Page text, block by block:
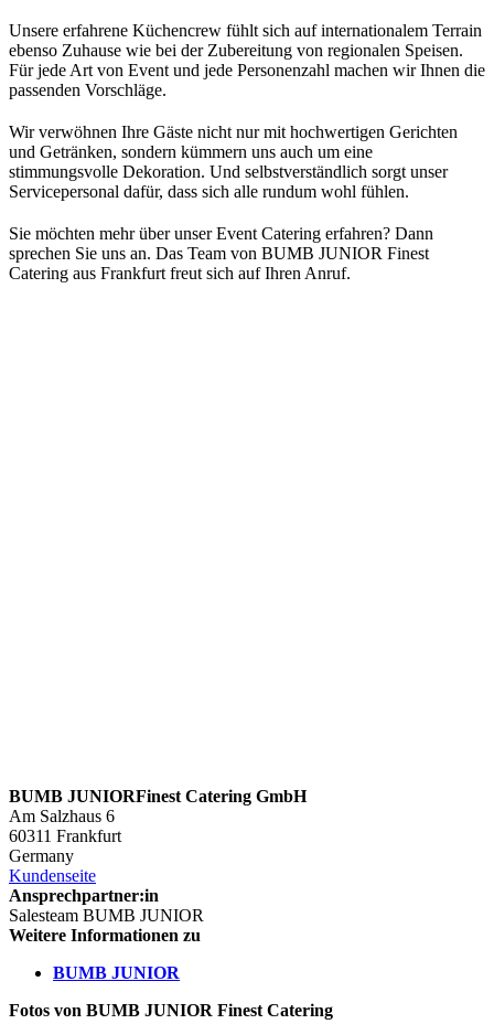
Unsere erfahrene Küchencrew fühlt sich auf internationalem Terrain
ebenso Zuhause wie bei der Zubereitung von regionalen Speisen.
Für jede Art von Event und jede Personenzahl machen wir Ihnen die
passenden Vorschläge.
Wir verwöhnen Ihre Gäste nicht nur mit hochwertigen Gerichten
und Getränken, sondern kümmern uns auch um eine
stimmungsvolle Dekoration. Und selbstverständlich sorgt unser
Servicepersonal dafür, dass sich alle rundum wohl fühlen.
Sie möchten mehr über unser Event Catering erfahren? Dann
sprechen Sie uns an. Das Team von BUMB JUNIOR Finest
Catering aus Frankfurt freut sich auf Ihren Anruf.
BUMB JUNIORFinest Catering GmbH
Am Salzhaus 6
60311 Frankfurt
Germany
Kundenseite
Ansprechpartner:in
Salesteam BUMB JUNIOR
Weitere Informationen zu
BUMB JUNIOR
Fotos von BUMB JUNIOR Finest Catering